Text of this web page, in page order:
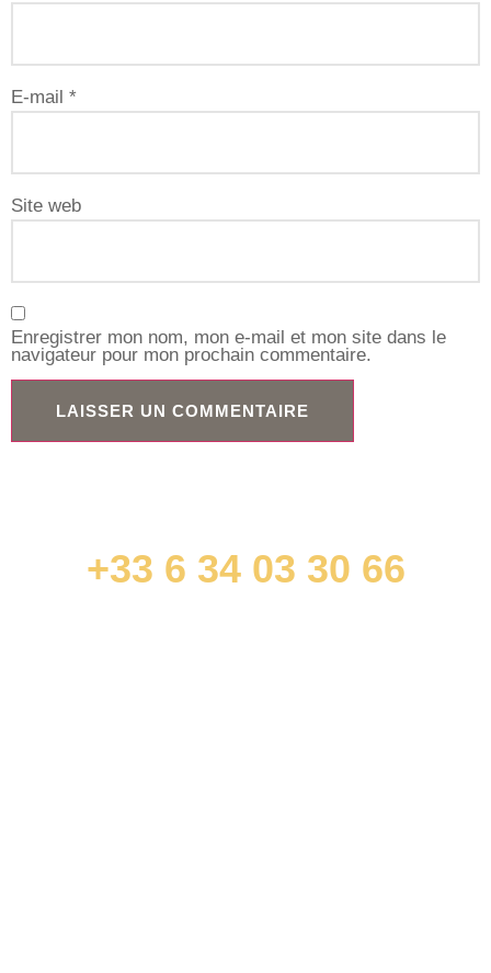
E-mail *
Site web
Enregistrer mon nom, mon e-mail et mon site dans le
navigateur pour mon prochain commentaire.
+33 6 34 03 30 66